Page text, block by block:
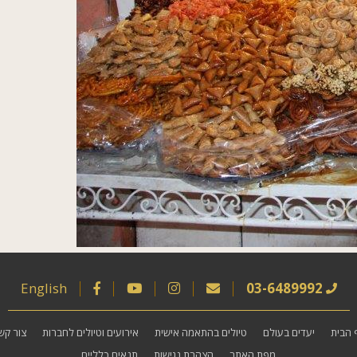
03-6489992
English
הבית יעדים בעולם טיולים בהתאמה אישית אירועים וטיולים לחברות
צור